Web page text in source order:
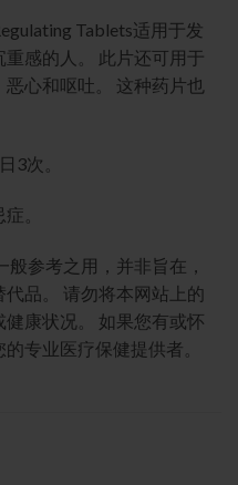
Tablets适用于发
感的人。 此片还可用于
心和呕吐。 这种药片也
3次。
。
参考之用，并非旨在，
品。 请勿将本网站上的
康状况。 如果您有或怀
专业医疗保健提供者。